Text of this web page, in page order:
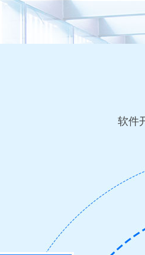
软件